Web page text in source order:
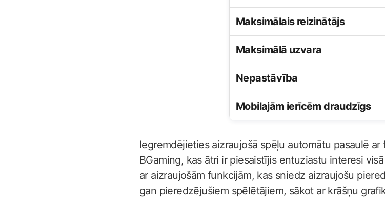
Maksimālais reizinātājs
Maksimālā uzvara
Nepastāvība
Mobilajām ierīcēm draudzīgs
Iegremdējieties aizraujošā spēļu automātu pasaulē
BGaming, kas ātri ir piesaistījis entuziastu interesi
ar aizraujošām funkcijām, kas sniedz aizraujošu
gan pieredzējušiem spēlētājiem, sākot ar krāšņu